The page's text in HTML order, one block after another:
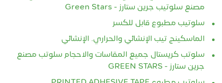
مصنع سلوتيب جرين ستارز - Green Stars
سلوتيب مطبوع قابل للكسر
الماسكينج تيب الإنشائي والحراري. الإنشائي
سلوتب كريستال جميع المقاسات والاحجام سلوتب مصنع
جرين ستارز - GREEN STARS
سلوتيب مطبوع PRINTED ADHESIVE TAPE